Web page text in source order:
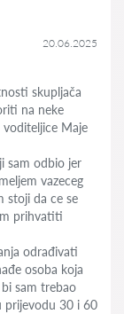
20.06.2025
skupljača
na neke
Maje
sam odbio jer
vazeceg
stoji da ce se
prihvatiti
odrađivati
osoba koja
sam trebao
prijevodu 30 i 60